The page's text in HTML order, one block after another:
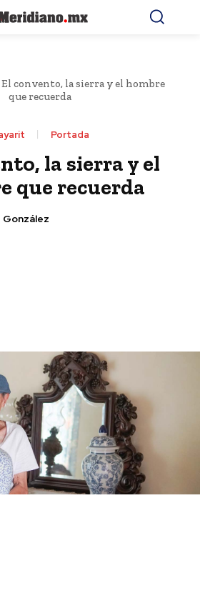
El convento, la sierra y el hombre
que recuerda
Portada
la sierra y el
que recuerda